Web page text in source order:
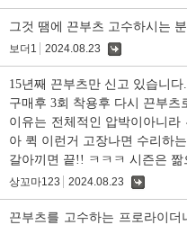
그것 땜에 끈부츠 고수하시는
보더1 2024.08.23
15년째 끈부츠만 신고 있습니
구매후 3회 착용후 다시 끈부츠
이유는 전체적인 압박이아니
아 퀵 이런거 고장나면 수리하
갈아끼면 끝!! ㅋㅋㅋ 시즌은 짦
상꼬마123 2024.08.23
끈부츠를 고수하는 프로라이